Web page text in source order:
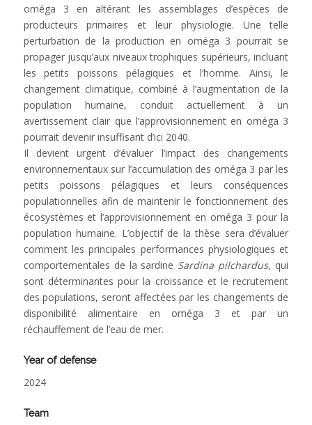
oméga 3 en altérant les assemblages d’espèces de
producteurs primaires et leur physiologie. Une telle
perturbation de la production en oméga 3 pourrait se
propager jusqu’aux niveaux trophiques supérieurs, incluant
les petits poissons pélagiques et l’homme. Ainsi, le
changement climatique, combiné à l’augmentation de la
population humaine, conduit actuellement à un
avertissement clair que l’approvisionnement en oméga 3
pourrait devenir insuffisant d’ici 2040.
Il devient urgent d’évaluer l’impact des changements
environnementaux sur l’accumulation des oméga 3 par les
petits poissons pélagiques et leurs conséquences
populationnelles afin de maintenir le fonctionnement des
écosystèmes et l’approvisionnement en oméga 3 pour la
population humaine. L’objectif de la thèse sera d’évaluer
comment les principales performances physiologiques et
comportementales de la sardine Sardina pilchardus, qui
sont déterminantes pour la croissance et le recrutement
des populations, seront affectées par les changements de
disponibilité alimentaire en oméga 3 et par un
réchauffement de l’eau de mer.
Year of defense
2024
Team